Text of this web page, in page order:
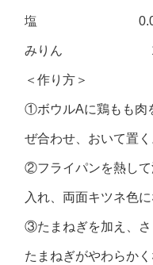
塩 0.05
みりん 1
＜作り方＞
①ボウルAに鶏もも肉
ぜ合わせ、おいて置
②フライパンを熱し
入れ、両面キツネ色に
③たまねぎを加え、さ
たまねぎがやわらか